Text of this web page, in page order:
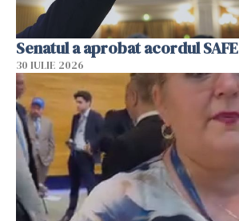
Senatul a aprobat acordul SAFE
30 IULIE 2026